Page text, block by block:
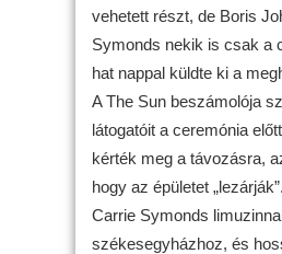
vehetett részt, de Boris
Symonds nekik is csak a
hat nappal küldte ki a
A The Sun beszámolója
látogatóit a ceremónia
kérték meg a távozásra,
hogy az épületet „lezárják”.
Carrie Symonds
székesegyházhoz, és